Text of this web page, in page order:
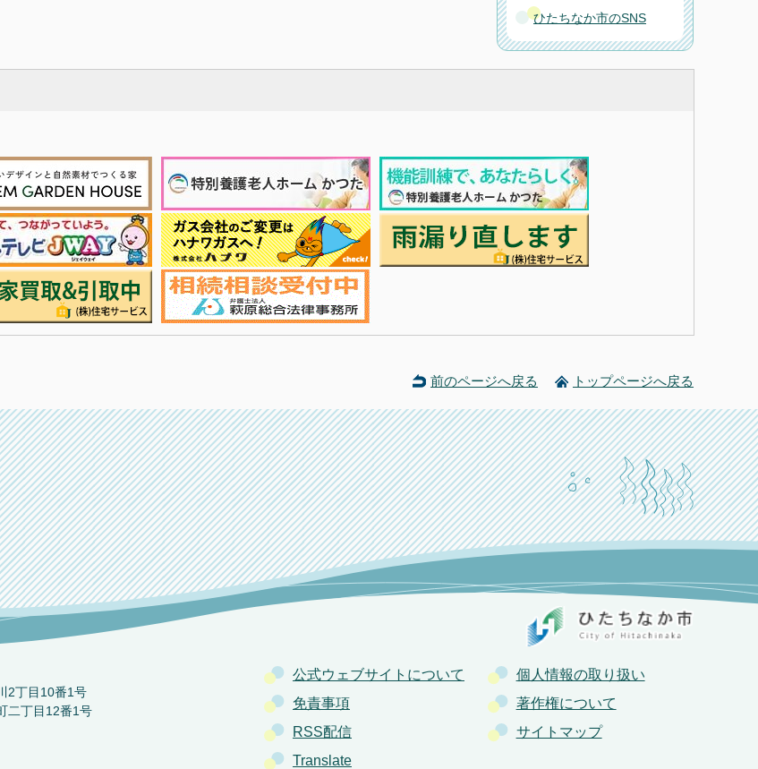
ひたちなか市のSNS
前のページへ戻る トップページへ戻る
公式ウェブサイトについて
個人情報の取り扱い
免責事項
著作権について
RSS配信
サイトマップ
Translate
丁目10番1号
丁目12番1号